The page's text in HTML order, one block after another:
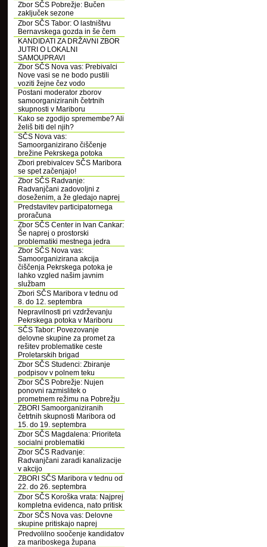
Zbor SČS Pobrežje: Bučen
zaključek sezone
Zbor SČS Tabor: O lastništvu
Bernavskega gozda in še čem
KANDIDATI ZA DRŽAVNI ZBOR
JUTRI O LOKALNI
SAMOUPRAVI
Zbor SČS Nova vas: Prebivalci
Nove vasi se ne bodo pustili
voziti žejne čez vodo
Postani moderator zborov
samoorganiziranih četrtnih
skupnosti v Mariboru
Kako se zgodijo spremembe? Ali
želiš biti del njih?
SČS Nova vas:
Samoorganizirano čiščenje
brežine Pekrskega potoka
Zbori prebivalcev SČS Maribora
se spet začenjajo!
Zbor SČS Radvanje:
Radvanjčani zadovoljni z
doseženim, a že gledajo naprej
Predstavitev participatornega
proračuna
Zbor SČS Center in Ivan Cankar:
Še naprej o prostorski
problematiki mestnega jedra
Zbor SČS Nova vas:
Samoorganizirana akcija
čiščenja Pekrskega potoka je
lahko vzgled našim javnim
službam
Zbori SČS Maribora v tednu od
8. do 12. septembra
Nepravilnosti pri vzdrževanju
Pekrskega potoka v Mariboru
SČS Tabor: Povezovanje
delovne skupine za promet za
rešitev problematike ceste
Proletarskih brigad
Zbor SČS Studenci: Zbiranje
podpisov v polnem teku
Zbor SČS Pobrežje: Nujen
ponovni razmislitek o
prometnem režimu na Pobrežju
ZBORI Samoorganiziranih
četrtnih skupnosti Maribora od
15. do 19. septembra
Zbor SČS Magdalena: Prioriteta
socialni problematiki
Zbor SČS Radvanje:
Radvanjčani zaradi kanalizacije
v akcijo
ZBORI SČS Maribora v tednu od
22. do 26. septembra
Zbor SČS Koroška vrata: Najprej
kompletna evidenca, nato pritisk
Zbor SČS Nova vas: Delovne
skupine pritiskajo naprej
Predvolilno soočenje kandidatov
za mariboskega župana